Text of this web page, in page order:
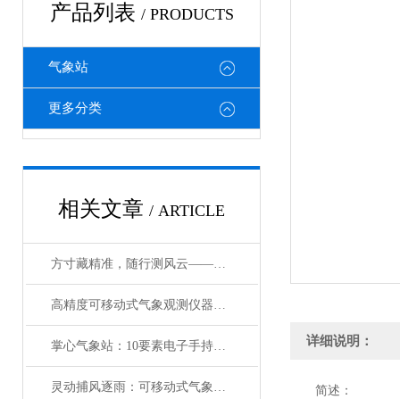
产品列表 / PRODUCTS
气象站
更多分类
相关文章 / ARTICLE
方寸藏精准，随行测风云——便携式五参数电子气象仪赋能多领域高效作业
高精度可移动式气象观测仪器：方寸藏锋芒，移动护安行
掌心气象站：10要素电子手持气象仪的精准赋能
灵动捕风逐雨：可移动式气象观测仪器的硬核实力
详细说明：
简述：